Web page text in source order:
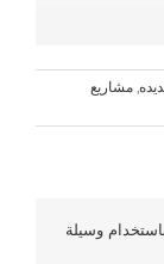
مشاريع
وسيلة